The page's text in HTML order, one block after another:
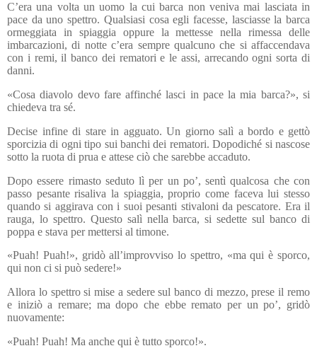
C’era una volta un uomo la cui barca non veniva mai lasciata in
pace da uno spettro. Qualsiasi cosa egli facesse, lasciasse la barca
ormeggiata in spiaggia oppure la mettesse nella rimessa delle
imbarcazioni, di notte c’era sempre qualcuno che si affaccendava
con i remi, il banco dei rematori e le assi, arrecando ogni sorta di
danni.
«Cosa diavolo devo fare affinché lasci in pace la mia barca?», si
chiedeva tra sé.
Decise infine di stare in agguato. Un giorno salì a bordo e gettò
sporcizia di ogni tipo sui banchi dei rematori. Dopodiché si nascose
sotto la ruota di prua e attese ciò che sarebbe accaduto.
Dopo essere rimasto seduto lì per un po’, sentì qualcosa che con
passo pesante risaliva la spiaggia, proprio come faceva lui stesso
quando si aggirava con i suoi pesanti stivaloni da pescatore. Era il
rauga, lo spettro. Questo salì nella barca, si sedette sul banco di
poppa e stava per mettersi al timone.
«Puah! Puah!», gridò all’improvviso lo spettro, «ma qui è sporco,
qui non ci si può sedere!»
Allora lo spettro si mise a sedere sul banco di mezzo, prese il remo
e iniziò a remare; ma dopo che ebbe remato per un po’, gridò
nuovamente:
«Puah! Puah! Ma anche qui è tutto sporco!».